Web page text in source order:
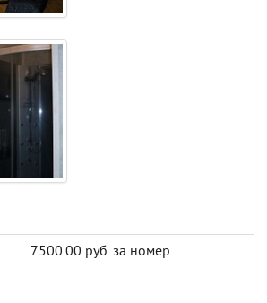
7500.00 руб. за номер